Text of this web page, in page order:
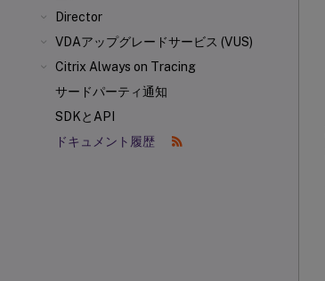
Director
VDAアップグレードサービス (VUS)
Citrix Always on Tracing
サードパーティ通知
SDKとAPI
ドキュメント履歴